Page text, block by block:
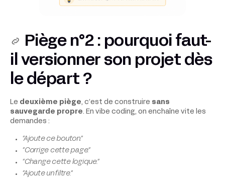
Piège n°2 : pourquoi faut-
il versionner son projet dès
le départ ?
Le deuxième piège, c’est de construire sans
sauvegarde propre. En vibe coding, on enchaîne vite les
demandes :
“Ajoute ce bouton.”
“Corrige cette page.”
“Change cette logique.”
“Ajoute un filtre.”